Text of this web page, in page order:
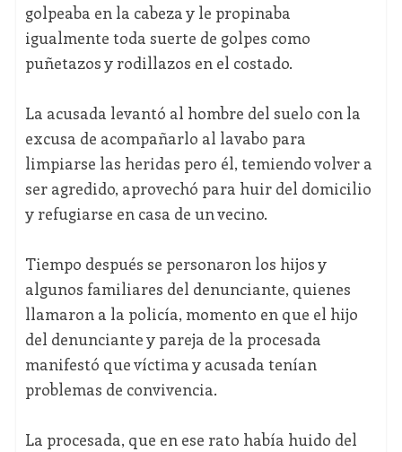
golpeaba en la cabeza y le propinaba
igualmente toda suerte de golpes como
puñetazos y rodillazos en el costado.
La acusada levantó al hombre del suelo con la
excusa de acompañarlo al lavabo para
limpiarse las heridas pero él, temiendo volver a
ser agredido, aprovechó para huir del domicilio
y refugiarse en casa de un vecino.
Tiempo después se personaron los hijos y
algunos familiares del denunciante, quienes
llamaron a la policía, momento en que el hijo
del denunciante y pareja de la procesada
manifestó que víctima y acusada tenían
problemas de convivencia.
La procesada, que en ese rato había huido del